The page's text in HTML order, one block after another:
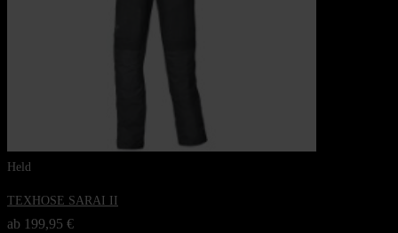
Held
TEXHOSE SARAI II
ab 199,95 €